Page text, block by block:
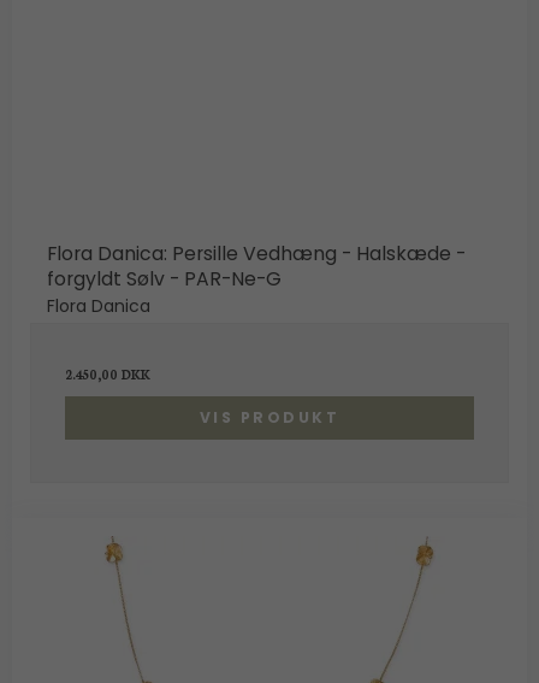
Flora Danica: Persille Vedhæng - Halskæde -
forgyldt Sølv - PAR-Ne-G
Flora Danica
2.450,00 DKK
VIS PRODUKT